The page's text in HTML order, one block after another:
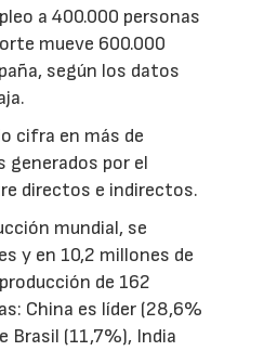
a 400.000 personas
mueve 600.000
según los datos
cifra en más de
generados por el
directos e indirectos.
mundial, se
y en 10,2 millones de
de 162
China es líder (28,6%
Brasil (11,7%), India